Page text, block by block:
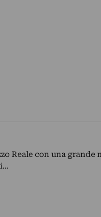
Reale con una grande